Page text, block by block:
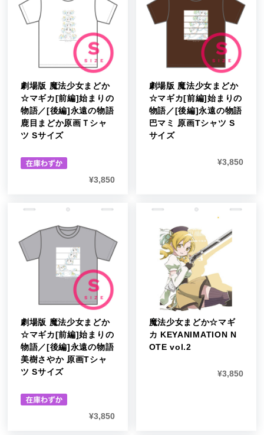
劇場版 魔法少女まどか
☆マギカ[前編]始まりの
物語／[後編]永遠の物語
鹿目まどか原画Ｔシャ
ツ Sサイズ
¥3,850
劇場版 魔法少女まどか
☆マギカ[前編]始まりの
物語／[後編]永遠の物語
巴マミ 原画Tシャツ S
サイズ
¥3,850
劇場版 魔法少女まどか
☆マギカ[前編]始まりの
物語／[後編]永遠の物語
美樹さやか 原画Tシャ
ツ Sサイズ
¥3,850
魔法少女まどか☆マギ
カ KEYANIMATION N
OTE vol.2
¥3,850